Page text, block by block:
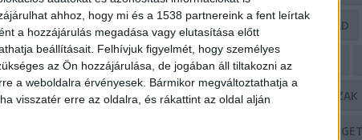
ahhoz, hogy mi és a 1538 partnereink a fent leírtak
a hozzájárulás megadása vagy elutasítása előtt
beállításait. Felhívjuk figyelmét, hogy személyes
az Ön hozzájárulása, de jogában áll tiltakozni az
a weboldalra érvényesek. Bármikor megváltoztathatja a
visszatér erre az oldalra, és rákattint az oldal alján
CSALÁD
ERŐSZAK